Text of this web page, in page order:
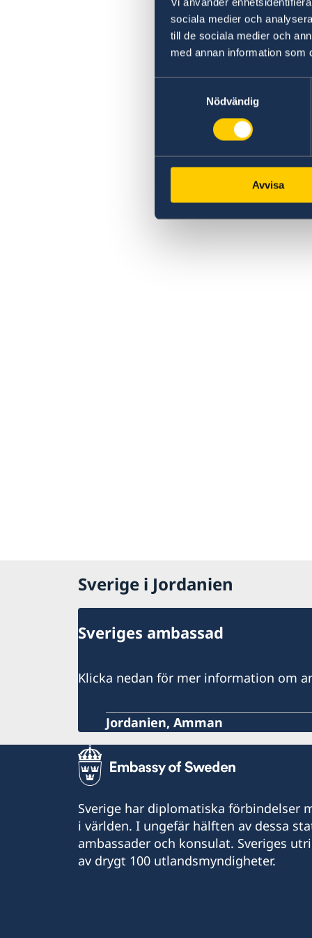
sociala medier och
till de sociala medier och
med annan information som
Nödvändig
Avvisa
Sverige i Jordanien
Sveriges ambassad
Klicka nedan för mer information om
Jordanien, Amman
Sverige har diplomatiska förbindelser
i världen. I ungefär hälften av dessa
ambassader och konsulat. Sveriges
av drygt 100 utlandsmyndigheter.